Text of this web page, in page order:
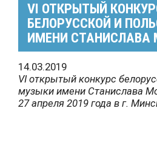
VI ОТКРЫТЫЙ
БЕЛОРУССКОЙ И
ИМЕНИ
14.03.2019
VI открытый конкурс
музыки имени Станислава
27 апреля 2019 года в г.